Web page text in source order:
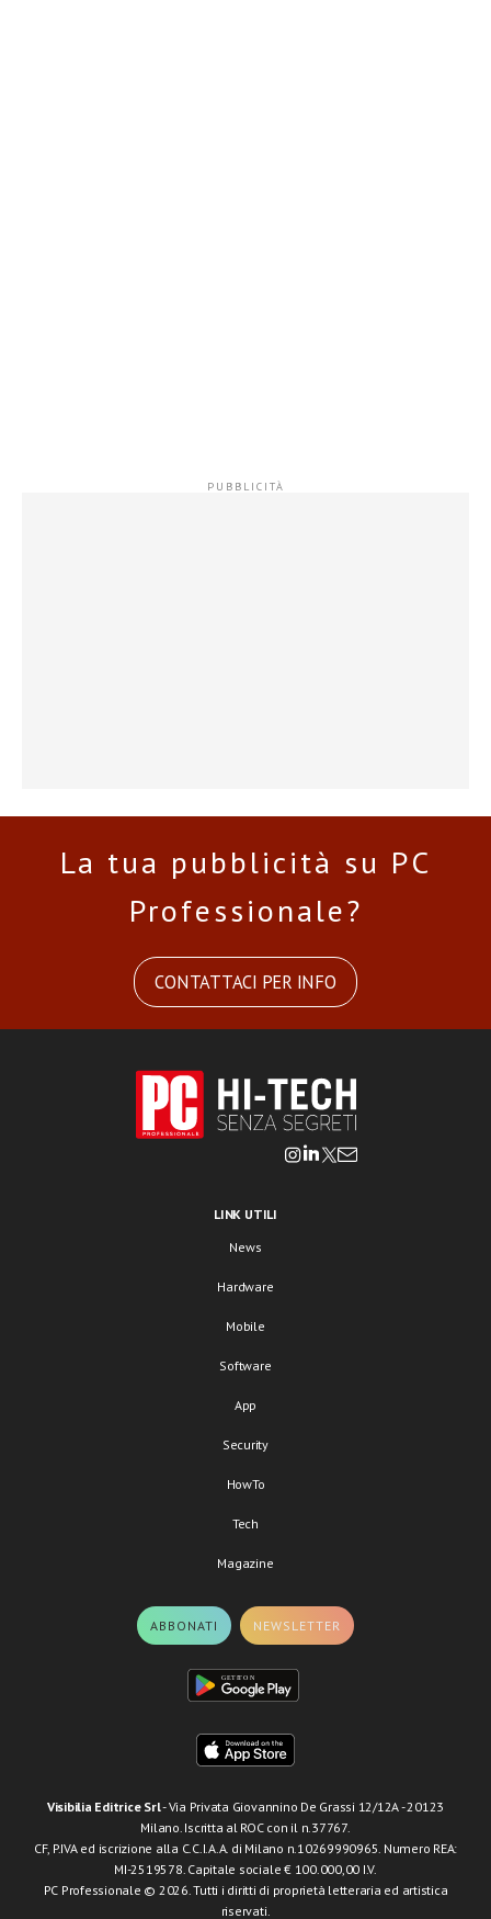
La tua pubblicità su PC
Professionale?
CONTATTACI PER INFO
LINK UTILI
News
Hardware
Mobile
Software
App
Security
HowTo
Tech
Magazine
ABBONATI NEWSLETTER
Visibilia Editrice Srl- Via Privata Giovannino De Grassi 12/12A - 20123
Milano. Iscritta al ROC con il n.37767.
CF, P.IVA ed iscrizione alla C.C.I.A.A. di Milano n.10269990965. Numero REA:
MI-2519578. Capitale sociale € 100.000,00 I.V.
PC Professionale © 2026. Tutti i diritti di proprietà letteraria ed artistica
riservati.